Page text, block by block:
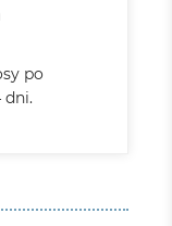
po
dni.